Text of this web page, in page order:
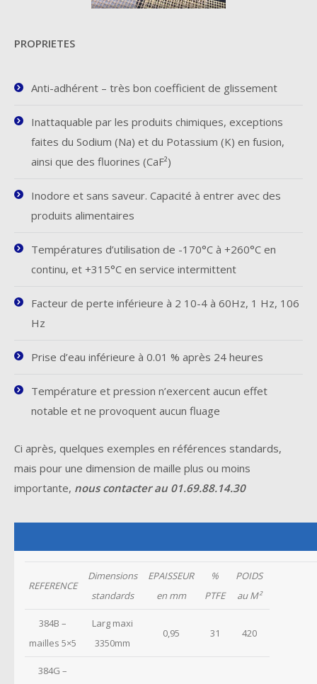
PROPRIETES
Anti-adhérent – très bon coefficient de glissement
Inattaquable par les produits chimiques, exceptions
faites du Sodium (Na) et du Potassium (K) en fusion,
ainsi que des fluorines (CaF²)
Inodore et sans saveur. Capacité à entrer avec des
produits alimentaires
Températures d’utilisation de -170°C à +260°C en
continu, et +315°C en service intermittent
Facteur de perte inférieure à 2 10-4 à 60Hz, 1 Hz, 106
Hz
Prise d’eau inférieure à 0.01 % après 24 heures
Température et pression n’exercent aucun effet
notable et ne provoquent aucun fluage
Ci après, quelques exemples en références standards,
mais pour une dimension de maille plus ou moins
importante, nous contacter au 01.69.88.14.30
REFERENCE
Dimensions
standards
EPAISSEUR
en mm
%
PTFE
POIDS
au M²
384B –
mailles 5×5
Larg maxi
3350mm
0,95 31 420
384G –